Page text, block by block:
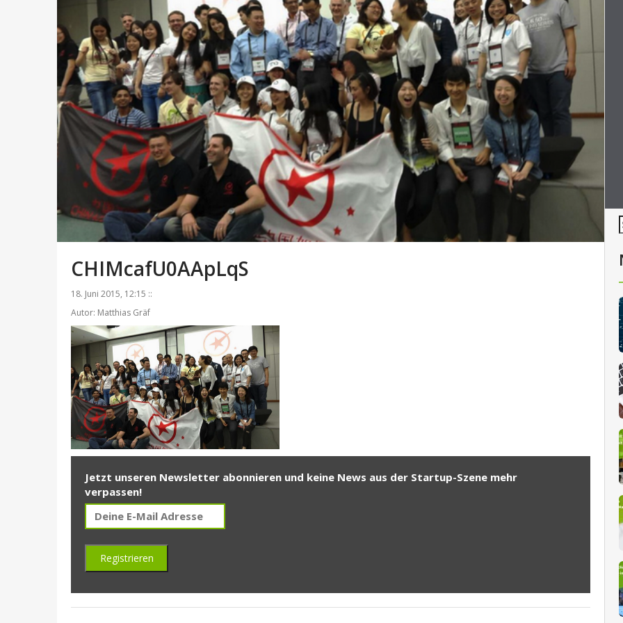
CHIMcafU0AApLqS
18. Juni 2015, 12:15 ::
Autor: Matthias Gräf
Jetzt unseren Newsletter abonnieren und keine News aus der Startup-Szene mehr
verpassen!